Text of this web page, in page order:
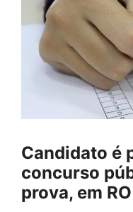
Candidato é
concurso
prova, em RO